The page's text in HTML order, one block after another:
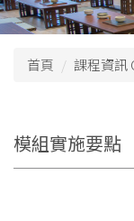
首頁 課程資訊
模組實施要點